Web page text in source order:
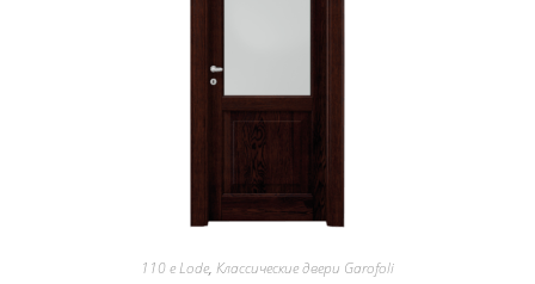
110 e Lode, Классические двери Garofoli